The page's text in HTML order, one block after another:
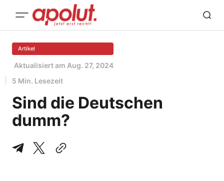
Artikel
Aktualisiert am Aug. 27, 2024
5 Min. Lesezeit
Sind die Deutschen
dumm?